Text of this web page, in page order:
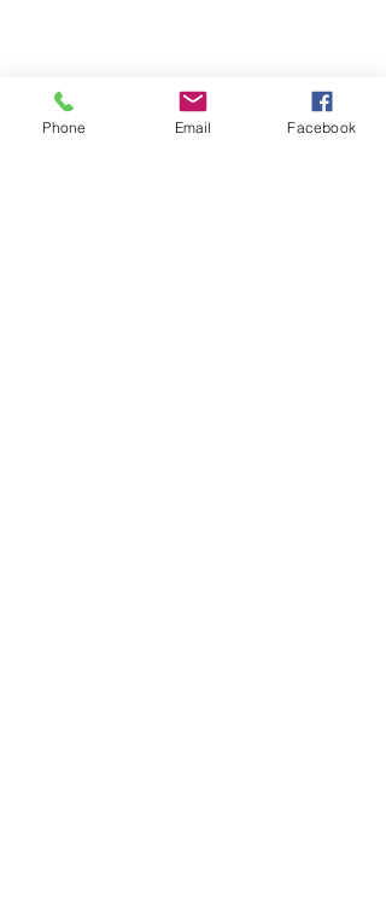
Phone Email Facebook